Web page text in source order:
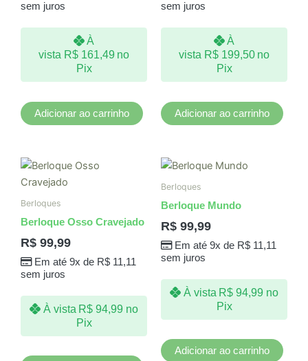
sem juros
À
vista R$161,49 no
Pix
Adicionar ao carrinho
sem juros
À
vista R$199,50 no
Pix
Adicionar ao carrinho
Berloques
Berloque Osso Cravejado
R$ 99,99
Em até 9x de R$11,11
sem juros
À vista R$ 94,99 no
Pix
Berloques
Berloque Mundo
R$ 99,99
Em até 9x de R$11,11
sem juros
À vista R$ 94,99 no
Pix
Adicionar ao carrinho